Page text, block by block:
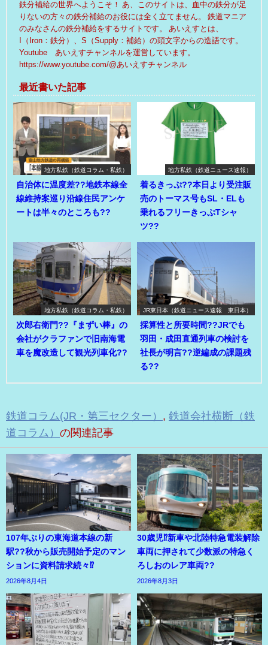
鉄分補給の世界へようこそ！ あ、このサイトは、血中の鉄分が足
りないの方々の鉄分補給のお役には全く立てません。 鉄道マニア
のみなさんの鉄分補給をするサイトです。 あいえすとは、
I（Iron：鉄分）、S（Supply：補給）の頭文字からの造語です。
Youtube あいえすチャンネルを運営しています。
https://www.youtube.com/@あいえすチャンネル
最近書いた記事
地方私鉄（鉄道コラム・私鉄）
自治体に温度差??地鉄本線全
線維持案巡り沿線住民アンケ
ートは半々のところも??
地方私鉄（鉄道ニュース速報）
着るきっぷ??本日より受注販
売のトーマス号もSL・ELも
乗れるフリーきっぷTシャ
ツ??
地方私鉄（鉄道コラム・私鉄）
次郎右衛門??『まずい棒』の
会社がクラファンで旧南海電
車を魔改造して観光列車化??
JR東日本（鉄道ニュース速報 東日本）
採算性と所要時間??JRでも
羽田・成田直通列車の検討を
社長が明言??逆編成の課題残
る??
鉄道コラム(JR・第三セクター） , 鉄道会社横断（鉄
道コラム） の関連記事
107年ぶりの東海道本線の新
駅??秋から販売開始予定のマン
ションに資料請求続々⁉
2026年8月4日
30歳児⁉新車や北陸特急電装解除
車両に押されて少数派の特急く
ろしおのレア車両??
2026年8月3日